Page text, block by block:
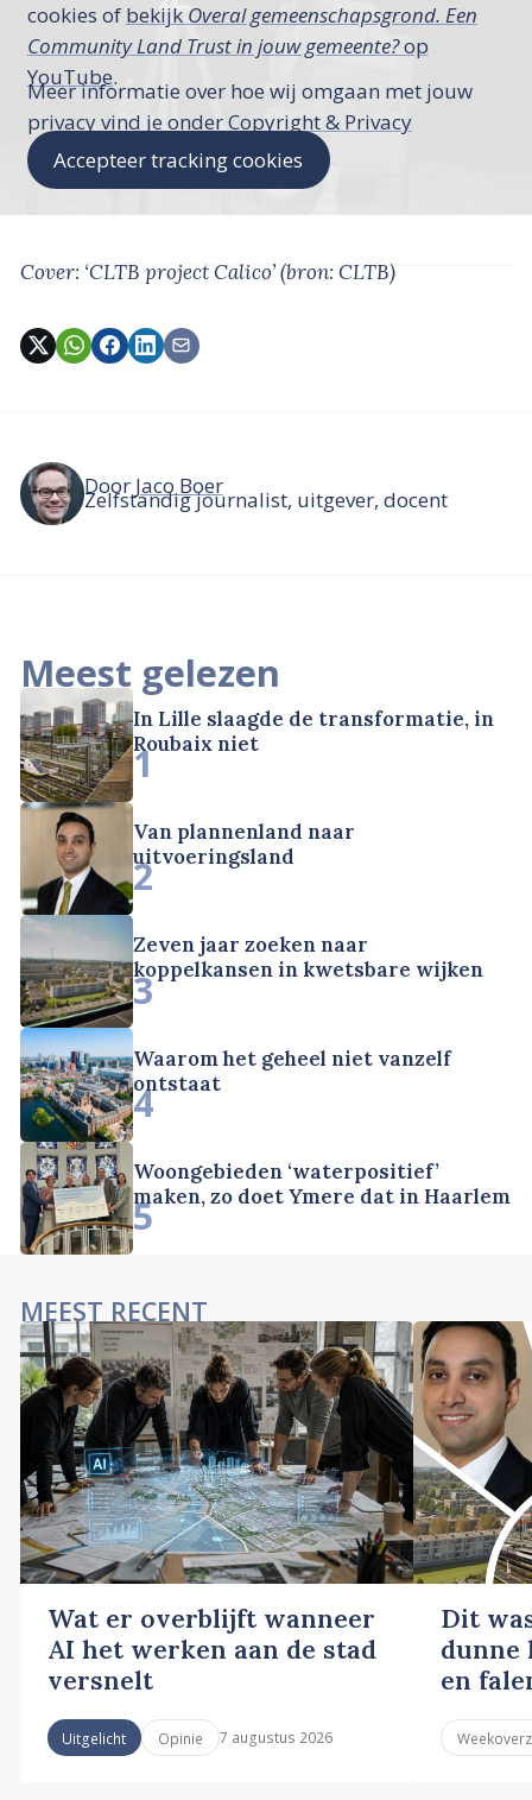
cookies of bekijk Overal gemeenschapsgrond. Een
Community Land Trust in jouw gemeente?op
YouTube.
Meer informatie over hoe wij omgaan met jouw
privacy vind je onderCopyright & Privacy
Accepteer tracking cookies
Cover: ‘CLTB project Calico’(bron: CLTB)
Door Jaco Boer
Zelfstandig journalist, uitgever, docent
Meest gelezen
In Lille slaagde de transformatie, in
Roubaix niet
1
Van plannenland naar
uitvoeringsland
2
Zeven jaar zoeken naar
koppelkansen in kwetsbare wijken
3
Waarom het geheel niet vanzelf
ontstaat
4
Woongebieden ‘waterpositief’
maken, zo doet Ymere dat in Haarlem
5
MEEST RECENT
Wat er overblijft wanneer
AI het werken aan de stad
versnelt
Uitgelicht Opinie 7 augustus 2026
Dit
dunne
en